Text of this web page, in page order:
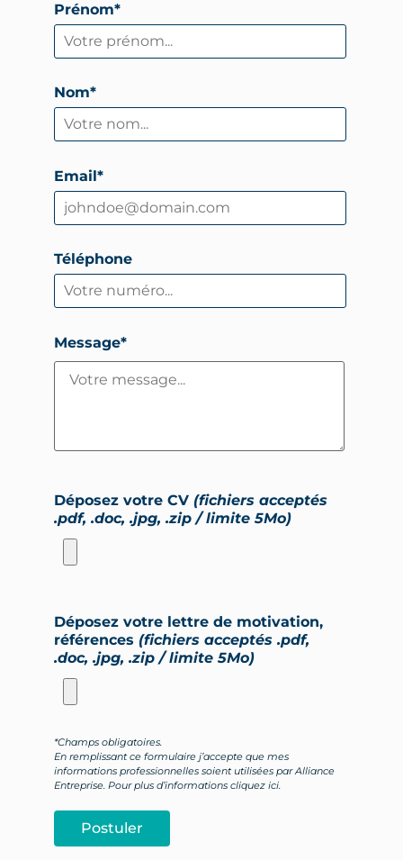
Prénom*
Nom*
Email*
Téléphone
Message*
Déposez votre CV (fichiers acceptés
.pdf, .doc, .jpg, .zip / limite 5Mo)
Déposez votre lettre de motivation,
références (fichiers acceptés .pdf,
.doc, .jpg, .zip / limite 5Mo)
*Champs obligatoires.
En remplissant ce formulaire j’accepte que mes
informations professionnelles soient utilisées par Alliance
Entreprise. Pour plus d’informations cliquez ici.